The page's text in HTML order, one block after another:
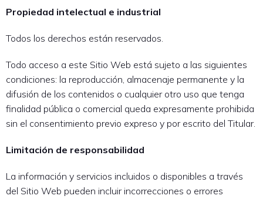
Propiedad intelectual e industrial
Todos los derechos están reservados.
Todo acceso a este Sitio Web está sujeto a las siguientes
condiciones: la reproducción, almacenaje permanente y la
difusión de los contenidos o cualquier otro uso que tenga
finalidad pública o comercial queda expresamente prohibida
sin el consentimiento previo expreso y por escrito del Titular.
Limitación de responsabilidad
La información y servicios incluidos o disponibles a través
del Sitio Web pueden incluir incorrecciones o errores